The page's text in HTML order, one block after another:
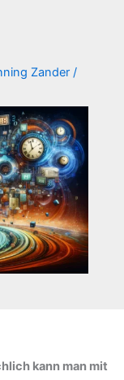
Zander /
kann man mit